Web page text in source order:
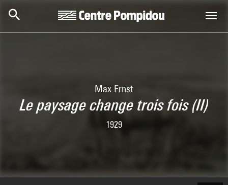
Max Ernst
Le paysage change trois fois (II)
1929